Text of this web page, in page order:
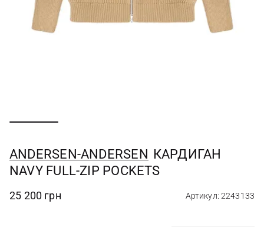
ANDERSEN-ANDERSEN КАРДИГАН
NAVY FULL-ZIP POCKETS
25 200 грн Артикул: 2243133